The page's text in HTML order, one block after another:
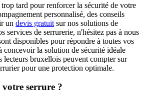
tard pour renforcer la sécurité de votre
personnalisé, des conseils
un devis gratuit sur nos solutions de
services de serrurerie, n'hésitez pas à nous
disponibles pour répondre à toutes vos
concevoir la solution de sécurité idéale
bruxellois peuvent compter sur
pour une protection optimale.
votre serrure ?